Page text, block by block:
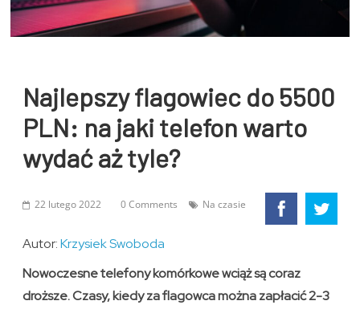
Najlepszy flagowiec do 5500
PLN: na jaki telefon warto
wydać aż tyle?
22 lutego 2022 0 Comments Na czasie
Autor:Krzysiek Swoboda
Nowoczesne telefony komórkowe wciąż są coraz
droższe. Czasy, kiedy za flagowca można zapłacić 2-3